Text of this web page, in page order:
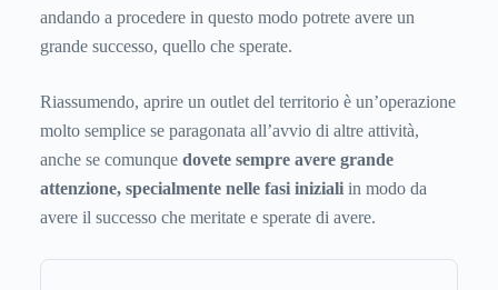
andando a procedere in questo modo potrete avere un
grande successo, quello che sperate.
Riassumendo, aprire un outlet del territorio è un’operazione
molto semplice se paragonata all’avvio di altre attività,
anche se comunque dovete sempre avere grande
attenzione, specialmente nelle fasi iniziali in modo da
avere il successo che meritate e sperate di avere.